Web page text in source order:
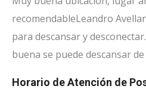
recomendableLeandro
para descansar y
buena se puede descansar de
Horario de Atención de